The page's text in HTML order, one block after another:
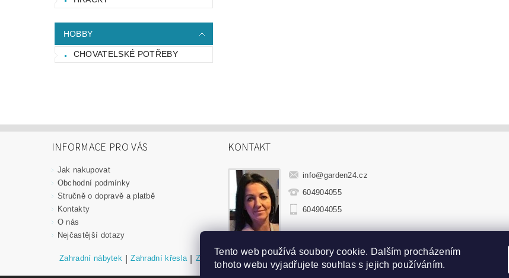
HOBBY
CHOVATELSKÉ POTŘEBY
INFORMACE PRO VÁS
Jak nakupovat
Obchodní podmínky
Stručně o dopravě a platbě
Kontakty
O nás
Nejčastější dotazy
KONTAKT
info@garden24.cz
604904055
604904055
Zahradní nábytek Zahradní křesla Zahradní stoly Zahradní sedací soupravy Zahradní houpačky |
Tento web používá soubory cookie. Dalším procházením
tohoto webu vyjadřujete souhlas s jejich používáním.